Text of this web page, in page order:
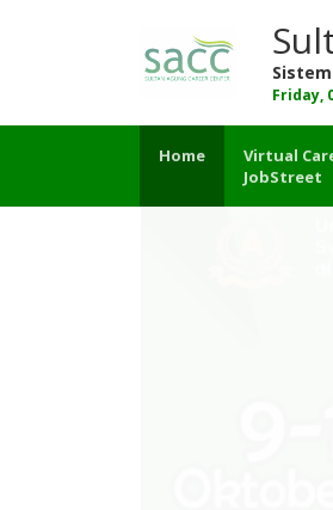
Friday,
Home
Virtual
JobStreet